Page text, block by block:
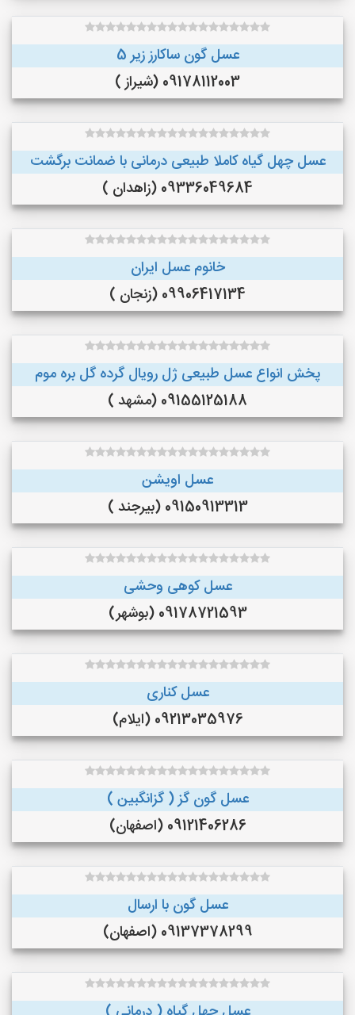
عسل گون ساکارز زیر 5
09178112003 (شیراز )
عسل چهل گیاه کاملا طبیعی درمانی با ضمانت برگشت
09336049684 (زاهدان )
خانوم عسل ایران
09906417134 (زنجان )
پخش انواع عسل طبیعی ژل رویال گرده گل بره موم
09155125188 (مشهد )
عسل اویشن
09150913313 (بیرجند )
عسل کوهی وحشی
09178721593 (بوشهر)
عسل کناری
09213035976 (ایلام)
عسل گون گز ( گزانگبین )
09121406286 (اصفهان)
عسل گون با ارسال
09137378299 (اصفهان)